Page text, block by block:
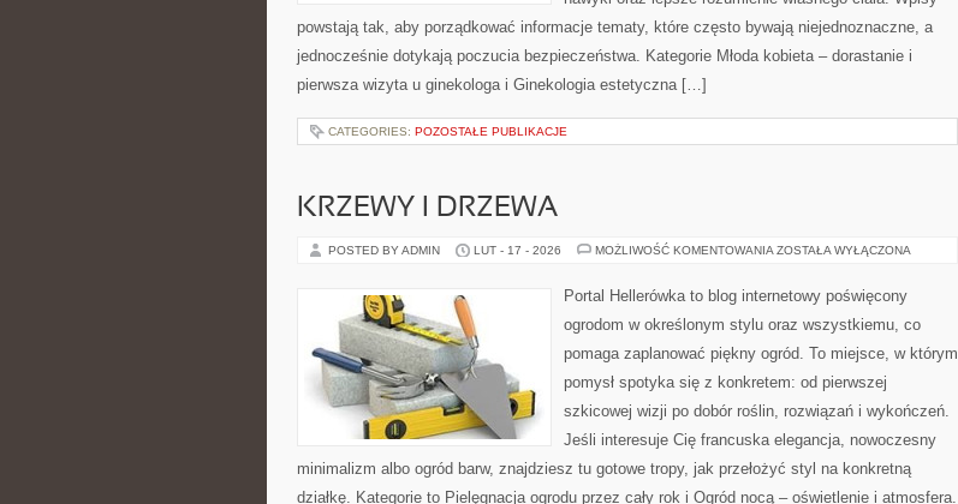
powstają tak, aby porządkować informacje tematy, które często bywają niejednoznaczne, a
jednocześnie dotykają poczucia bezpieczeństwa. Kategorie Młoda kobieta – dorastanie i
pierwsza wizyta u ginekologa i Ginekologia estetyczna […]
CATEGORIES: POZOSTAŁE PUBLIKACJE
KRZEWY I DRZEWA
POSTED BY ADMIN LUT - 17 - 2026 MOŻLIWOŚĆ KOMENTOWANIA KRZEWY
ZOSTAŁA WYŁĄCZONA
Portal Hellerówka to blog internetowy poświęcony
ogrodom w określonym stylu oraz wszystkiemu, co
pomaga zaplanować piękny ogród. To miejsce, w którym
pomysł spotyka się z konkretem: od pierwszej
szkicowej wizji po dobór roślin, rozwiązań i wykończeń.
Jeśli interesuje Cię francuska elegancja, nowoczesny
minimalizm albo ogród barw, znajdziesz tu gotowe tropy, jak przełożyć styl na konkretną
działkę. Kategorie to Pielęgnacja ogrodu przez cały rok i Ogród nocą – oświetlenie i atmosfera.